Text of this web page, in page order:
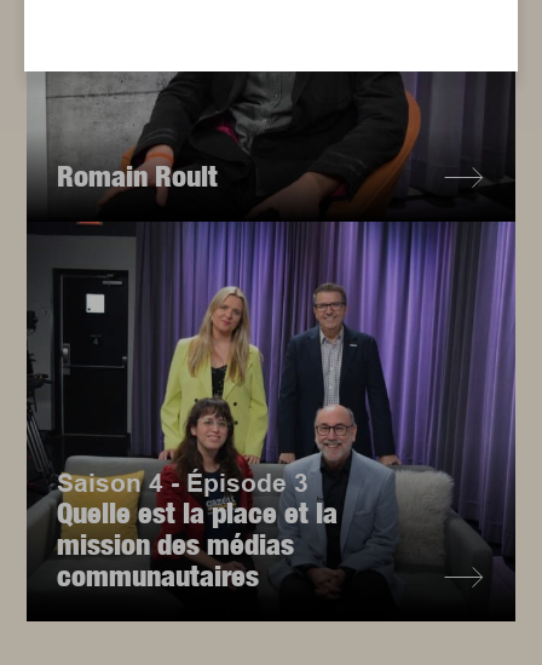
Romain Roult
Saison 4 - Épisode 3
Quelle est la place et la
mission des médias
communautaires